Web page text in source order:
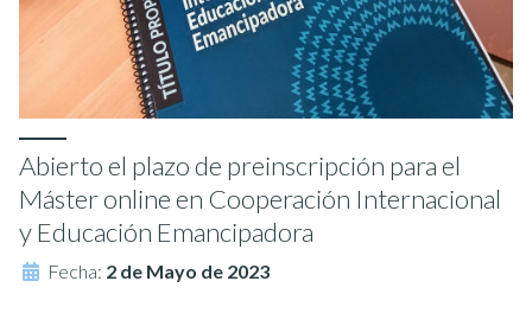
Abierto el plazo de preinscripción para el
Máster online en Cooperación Internacional
y Educación Emancipadora
Fecha: 2 de Mayo de 2023